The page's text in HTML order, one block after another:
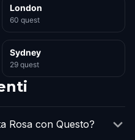
London
60 quest
Sydney
29 quest
Rosa con Questo?